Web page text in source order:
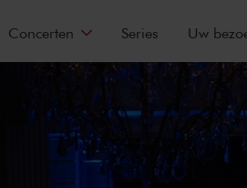
Concerten Series Uw